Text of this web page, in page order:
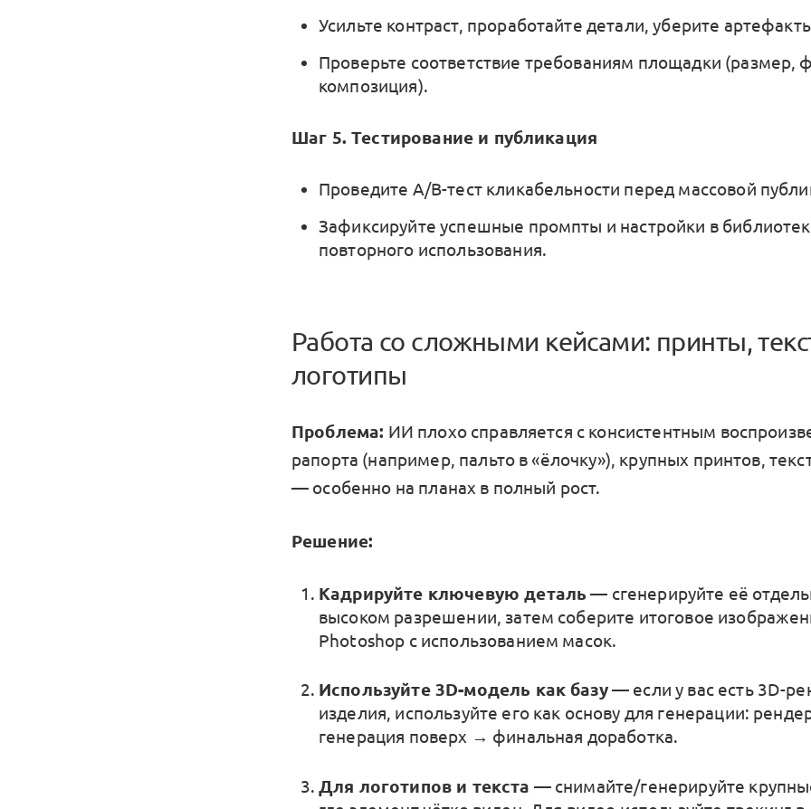
Усильте контраст, проработайте детали, уберите
Проверьте соответствие требованиям площадки (размер,
композиция).
Шаг 5. Тестирование и публикация
Проведите А/В-тест кликабельности перед массовой
Зафиксируйте успешные промпты и настройки в
повторного использования.
Работа со сложными кейсами: принты,
логотипы
Проблема: ИИ плохо справляется с консистентным
рапорта (например, пальто в «ёлочку»), крупных принтов,
— особенно на планах в полный рост.
Решение:
Кадрируйте ключевую деталь — сгенерируйте её
высоком разрешении, затем соберите итоговое
Photoshop с использованием масок.
Используйте 3D-модель как базу— если у вас есть 3D-
изделия, используйте его как основу для генерации:
генерация поверх → финальная доработка.
Для логотипов и текста — снимайте/генерируйте